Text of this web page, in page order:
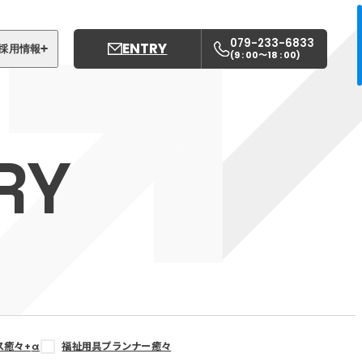
姫路中央保育園
用情報 ENTRY 079-233-6833
(9 : 00〜18 : 00)
癒々+α 福祉用具プランナー癒々